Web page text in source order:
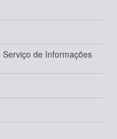
de Informações